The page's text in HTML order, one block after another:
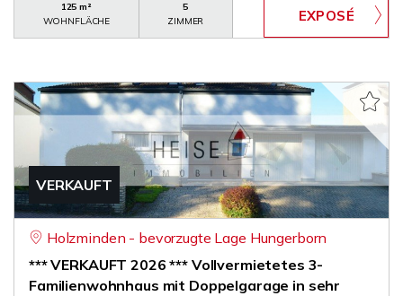
125 m²
WOHNFLÄCHE
5
ZIMMER
VERKAUFT
Holzminden - bevorzugte Lage Hungerborn
*** VERKAUFT 2026 *** Vollvermietetes 3-
Familienwohnhaus mit Doppelgarage in sehr